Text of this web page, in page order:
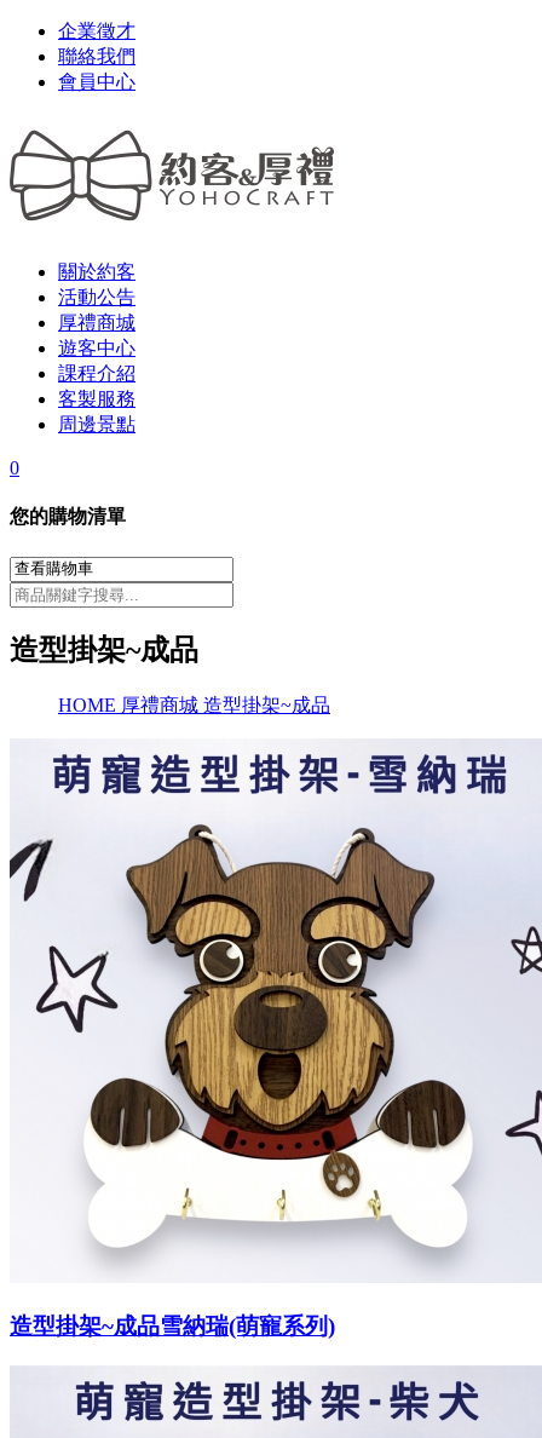
企業徵才
聯絡我們
會員中心
關於約客
活動公告
厚禮商城
遊客中心
課程介紹
客製服務
周邊景點
0
您的購物清單
造型掛架~成品
HOME 厚禮商城 造型掛架~成品
造型掛架~成品雪納瑞(萌寵系列)